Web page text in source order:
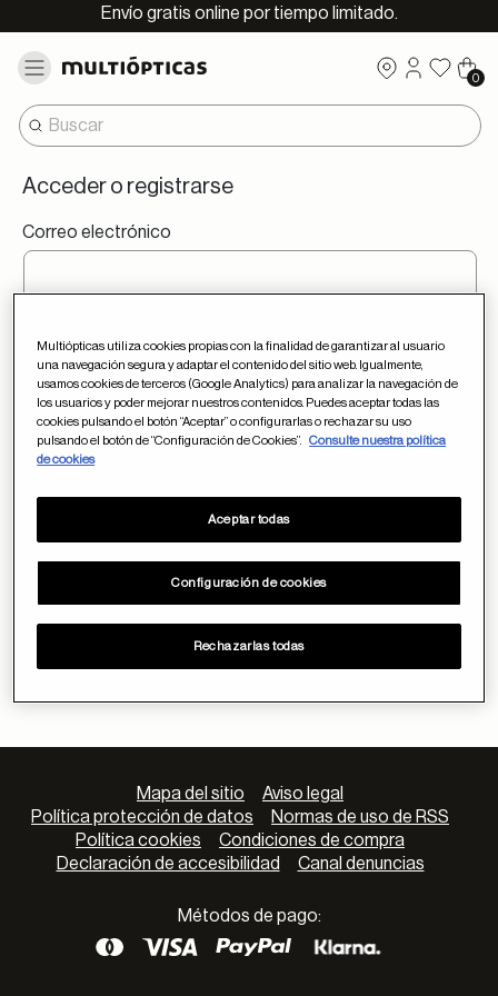
Envío gratis online por tiempo limitado.
0
Acceder o registrarse
Correo electrónico
¿Has olvidado la contraseña?
INICIAR SESIÓN
No tengo cuenta.
Crear cuenta
Mapa del sitio
Aviso legal
Política protección de datos
Normas de uso de RSS
Política cookies
Condiciones de compra
Declaración de accesibilidad
Canal denuncias
Métodos de pago:
Multiópticas utiliza cookies propias con la finalidad de garantizar al usuario
una navegación segura y adaptar el contenido del sitio web. Igualmente,
usamos cookies de terceros (Google Analytics) para analizar la navegación de
los usuarios y poder mejorar nuestros contenidos. Puedes aceptar todas las
cookies pulsando el botón “Aceptar” o configurarlas o rechazar su uso
pulsando el botón de “Configuración de Cookies”.
Consulte nuestra política
de cookies
Configuración de cookies
Rechazarlas todas
Aceptar todas